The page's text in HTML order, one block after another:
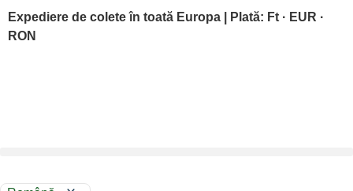
Expediere de colete în toată Europa | Plată: Ft · EUR ·
RON